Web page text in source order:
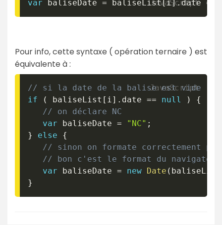
var baliseDate = baliseList[i].date ==
Pour info, cette syntaxe ( opération ternaire ) est
équivalente à :
// si la date de la balise est vide
if
( baliseList [ i] . date == null )
{
// on déclare NC
var baliseDate = "NC" ;
}
else
{
// sinon on formate correctement
// bon c'est le format du
var baliseDate = new Date ( baliseList
}